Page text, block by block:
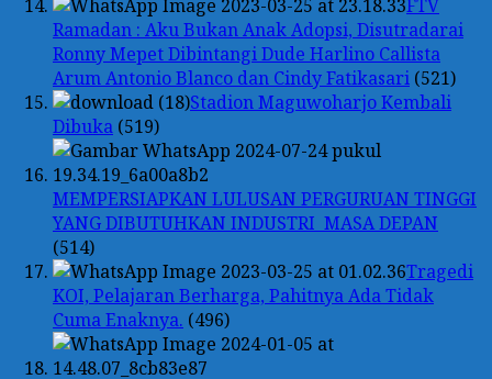
FTV
Ramadan : Aku Bukan Anak Adopsi, Disutradarai
Ronny Mepet Dibintangi Dude Harlino Callista
Arum Antonio Blanco dan Cindy Fatikasari (521)
Stadion Maguwoharjo Kembali
Dibuka (519)
MEMPERSIAPKAN LULUSAN PERGURUAN TINGGI
YANG DIBUTUHKAN INDUSTRI MASA DEPAN
(514)
Tragedi
KOI, Pelajaran Berharga, Pahitnya Ada Tidak
Cuma Enaknya. (496)